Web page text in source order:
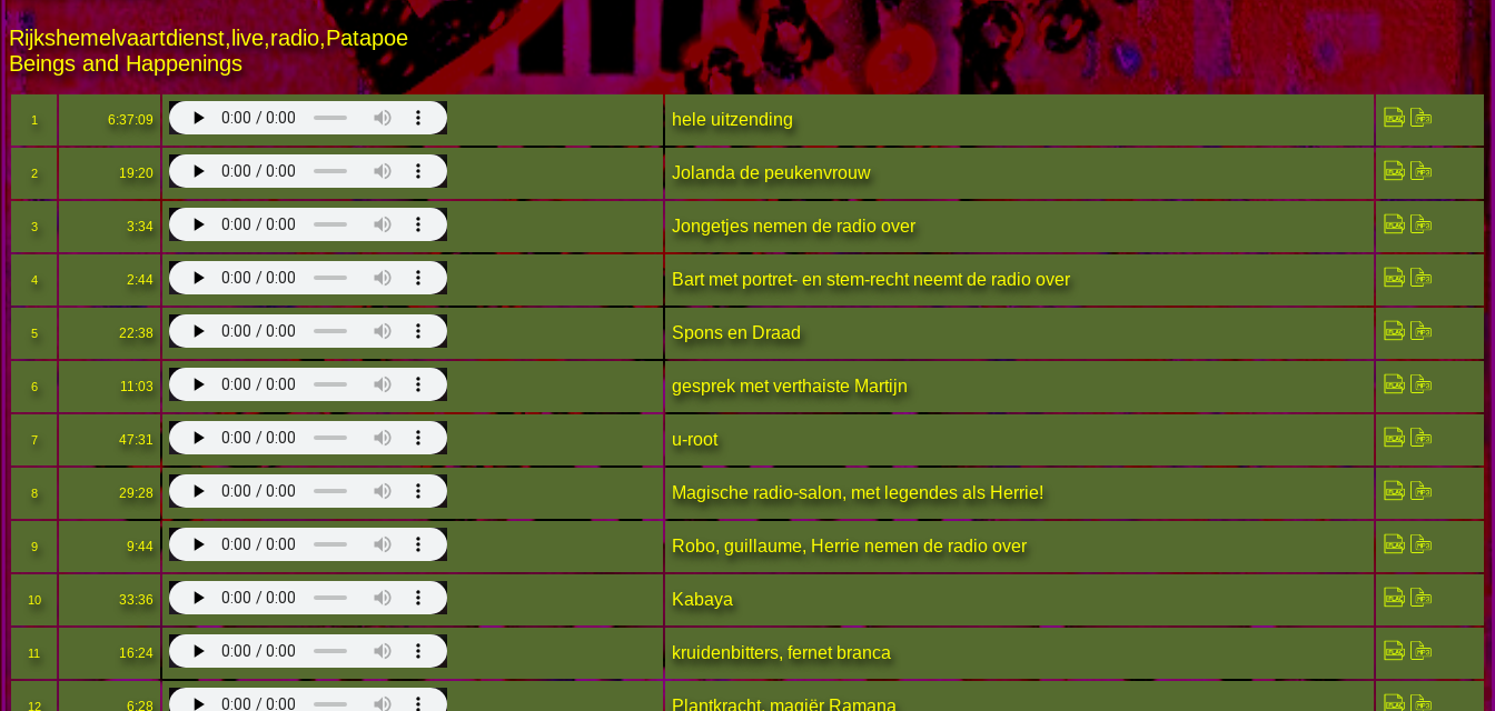
Rijkshemelvaartdienst,live,radio,Patapoe
Beings and Happenings
1 6:37:09 hele uitzending
2 19:20 Jolanda de peukenvrouw
3 3:34 Jongetjes nemen de radio over
4 2:44 Bart met portret- en stem-recht neemt de radio over
5 22:38 Spons en Draad
6 11:03 gesprek met verthaiste Martijn
7 47:31 u-root
8 29:28 Magische radio-salon, met legendes als Herrie!
9 9:44 Robo, guillaume, Herrie nemen de radio over
10 33:36 Kabaya
11 16:24 kruidenbitters, fernet branca
12 6:28 Plantkracht, magiër Ramana